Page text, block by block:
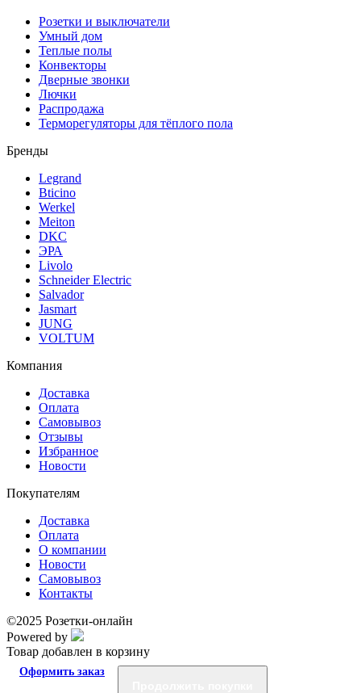
Розетки и выключатели
Умный дом
Теплые полы
Конвекторы
Дверные звонки
Лючки
Распродажа
Терморегуляторы для тёплого пола
Бренды
Legrand
Bticino
Werkel
Meiton
DKC
ЭРА
Livolo
Schneider Electric
Salvador
Jasmart
JUNG
VOLTUM
Компания
Доставка
Оплата
Самовывоз
Отзывы
Избранное
Новости
Покупателям
Доставка
Оплата
О компании
Новости
Самовывоз
Контакты
©2025 Розетки-онлайн
Powered by
Товар добавлен в корзину
Оформить заказ